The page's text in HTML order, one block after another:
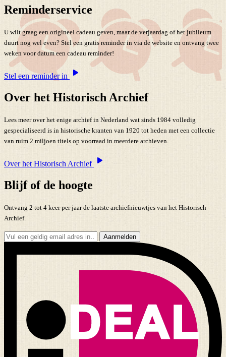
Reminderservice
U wilt graag een origineel cadeau geven, maar de verjaardag of het jubileum
duurt nog wel even? Stel een gratis reminder in via de website en ontvang twee
weken voor datum een cadeau reminder!
Stel een reminder in
Over het Historisch Archief
Lees meer over het enige archief in Nederland wat sinds 1984 volledig
gespecialiseerd is in historische kranten van 1920 tot heden met een collectie
van ruim 2 miljoen titels op voorraad in meerdere archieven.
Over het Historisch Archief
Blijf of de hoogte
Ontvang 2 tot 4 keer per jaar de laatste archiefnieuwtjes van het Historisch
Archief.
Aanmelden